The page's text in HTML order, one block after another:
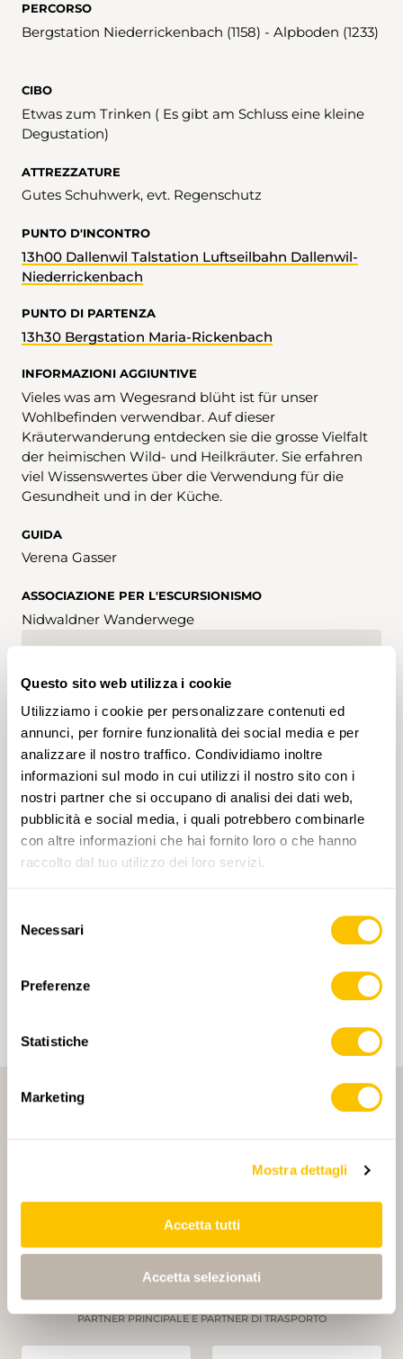
Questo sito web utilizza i cookie
Utilizziamo i cookie per personalizzare contenuti ed
annunci, per fornire funzionalità dei social media e per
analizzare il nostro traffico. Condividiamo inoltre
informazioni sul modo in cui utilizzi il nostro sito con i
nostri partner che si occupano di analisi dei dati web,
pubblicità e social media, i quali potrebbero combinarle
con altre informazioni che hai fornito loro o che hanno
raccolto dal tuo utilizzo dei loro servizi.
delNecessari
Preferenze
Statistiche
Marketing
Mostra dettagli
Accetta tutti
Accetta selezionati
PERCORSO
Bergstation Niederrickenbach (1158) - Alpboden (1233)
CIBO
Etwas zum Trinken ( Es gibt am Schluss eine kleine
Degustation)
ATTREZZATURE
Gutes Schuhwerk, evt. Regenschutz
PUNTO D'INCONTRO
13h00 Dallenwil Talstation Luftseilbahn Dallenwil-
Niederrickenbach
PUNTO DI PARTENZA
13h30 Bergstation Maria-Rickenbach
INFORMAZIONI AGGIUNTIVE
Vieles was am Wegesrand blüht ist für unser
Wohlbefinden verwendbar. Auf dieser
Kräuterwanderung entdecken sie die grosse Vielfalt
der heimischen Wild- und Heilkräuter. Sie erfahren
viel Wissenswertes über die Verwendung für die
Gesundheit und in der Küche.
GUIDA
Verena Gasser
ASSOCIAZIONE PER L'ESCURSIONISMO
Nidwaldner Wanderwege
TAG
Escursione Nidvaldo
Svizzera centrale
Cliccando su un tag, puoi aggiungerlo al tuo
un account.
PARTNER PRINCIPALE
PARTNER PRINCIPALE E PARTNER DI TRASPORTO